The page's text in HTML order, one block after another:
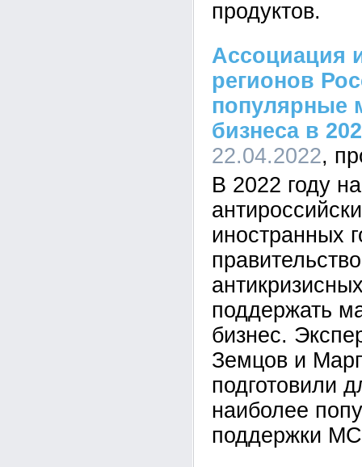
продуктов.
Ассоциация
регионов
популярные
бизнеса в
22.04.2022
В 2022 году
иностранных
поддержать
бизнес.
Земцов и
подготовили
наиболее
поддержки